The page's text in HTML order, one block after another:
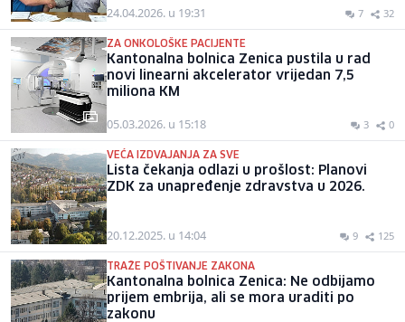
24.04.2026. u 19:31 7 32
ZA ONKOLOŠKE PACIJENTE
Kantonalna bolnica Zenica pustila u rad
novi linearni akcelerator vrijedan 7,5
miliona KM
05.03.2026. u 15:18 3 0
VEĆA IZDVAJANJA ZA SVE
Lista čekanja odlazi u prošlost: Planovi
ZDK za unapređenje zdravstva u 2026.
20.12.2025. u 14:04 9 125
TRAŽE POŠTIVANJE ZAKONA
Kantonalna bolnica Zenica: Ne odbijamo
prijem embrija, ali se mora uraditi po
zakonu